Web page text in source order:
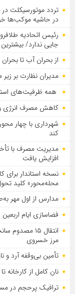
تردد موتورسیکلت در
در حاشیه موکب‌ها
رئیس اتحادیه
جایی ندارد/
از بحران آب تا
مدیران نظارت بر زیر
همه ظرفیت‌های
کاهش مصرف انرژی و
شهرداری با چهار
کند
مدیریت مصرف با
افزایش یافت
نسخه استاندار
محله‌محور» کلید
مدارس از اول مهر
فضاسازی ایام
انتقال ۱۵
مرز خسروی
تأمین بی‌وقفه آرد و
نان کامل از
ترافیک پرحجم در